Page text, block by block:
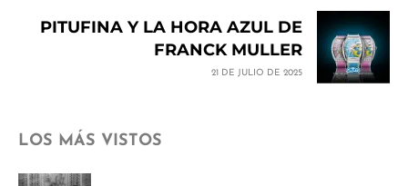
PITUFINA Y LA HORA AZUL DE
FRANCK MULLER
21 DE JULIO DE 2025
LOS MÁS VISTOS